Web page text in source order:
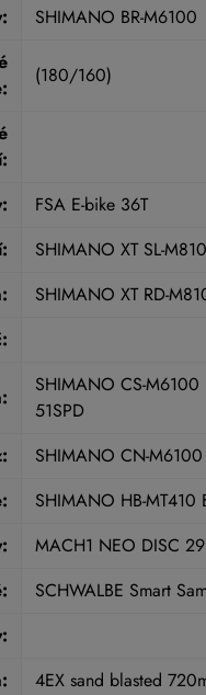
SHIMANO BR-M6100
(180/160)
FSA E-bike 36T
SHIMANO XT SL-
SHIMANO XT RD-
SHIMANO CS-M6100
51SPD
SHIMANO CN-M6100
SHIMANO HB-MT410
MACH1 NEO DISC
SCHWALBE Smart
4EX sand blasted